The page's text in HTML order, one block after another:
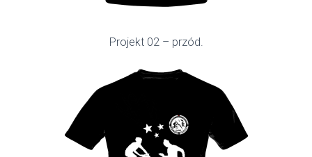
Projekt 02 – przód.